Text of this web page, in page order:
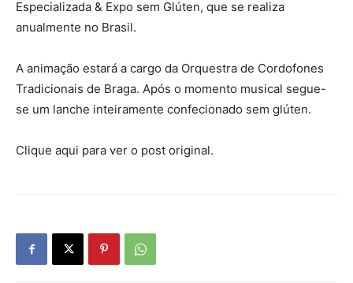
Especializada & Expo sem Glúten, que se realiza
anualmente no Brasil.
A animação estará a cargo da Orquestra de Cordofones
Tradicionais de Braga. Após o momento musical segue-
se um lanche inteiramente confecionado sem glúten.
Clique aqui para ver o post original.